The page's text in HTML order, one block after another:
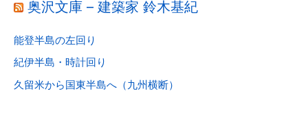
奥沢文庫 – 建築家 鈴木基紀
能登半島の左回り
紀伊半島・時計回り
久留米から国東半島へ（九州横断）